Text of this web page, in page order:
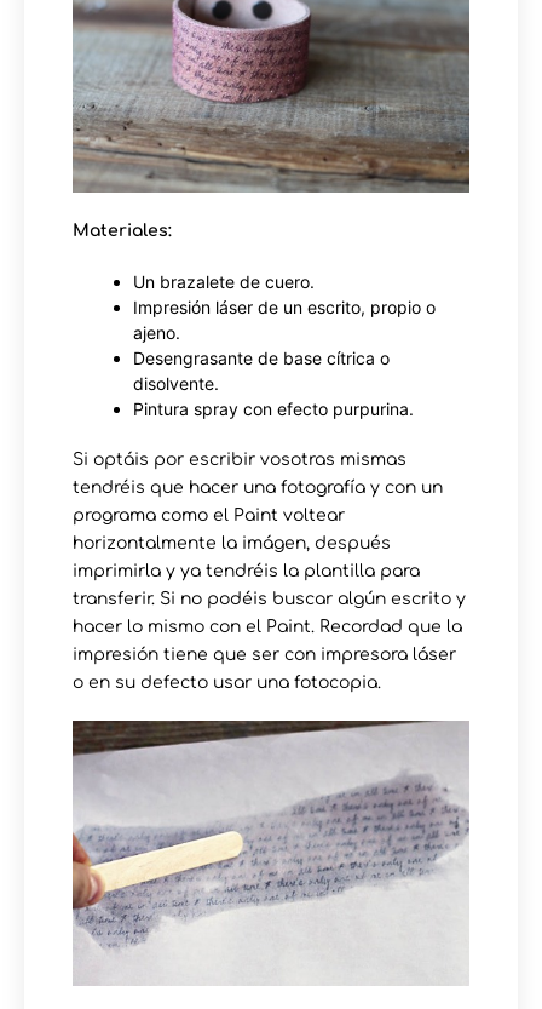
Materiales:
Un brazalete de cuero.
Impresión láser de un escrito, propio o
ajeno.
Desengrasante de base cítrica o
disolvente.
Pintura spray con efecto purpurina.
Si optáis por escribir vosotras mismas
tendréis que hacer una fotografía y con un
programa como el Paint voltear
horizontalmente la imágen, después
imprimirla y ya tendréis la plantilla para
transferir. Si no podéis buscar algún escrito y
hacer lo mismo con el Paint. Recordad que la
impresión tiene que ser con impresora láser
o en su defecto usar una fotocopia.